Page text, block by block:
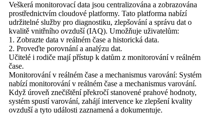
Veškerá monitorovací data jsou centralizována a zobrazována
prostřednictvím cloudové platformy. Tato platforma nabízí
udržitelné služby pro diagnostiku, zlepšování a správu dat o
kvalitě vnitřního ovzduší (IAQ). Umožňuje uživatelům:
1. Zobrazte data v reálném čase a historická data.
2. Proveďte porovnání a analýzu dat.
Učitelé i rodiče mají přístup k datům z monitorování v reálném
čase.
Monitorování v reálném čase a mechanismus varování: Systém
nabízí monitorování v reálném čase a mechanismus varování.
Když úroveň znečištění překročí stanovené prahové hodnoty,
systém spustí varování, zahájí intervence ke zlepšení kvality
ovzduší a tyto události zaznamená a dokumentuje.